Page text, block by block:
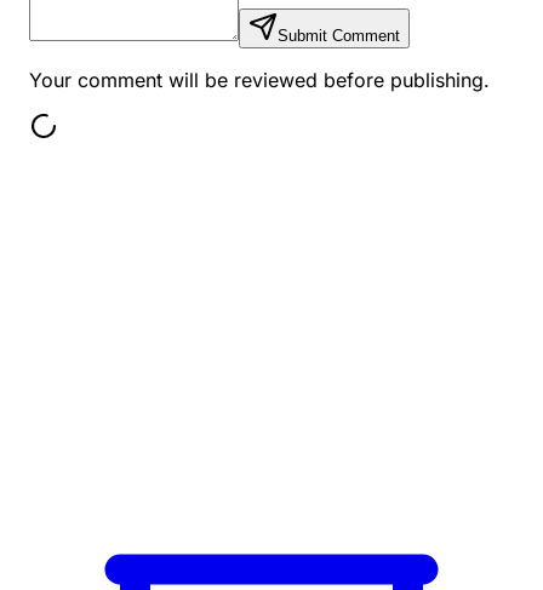
Submit Comment
Your comment will be reviewed before publishing.